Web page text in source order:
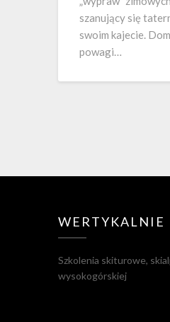
szanujący się
swoim kajecie.
powagi…
WERTYKALNIE
Szkolenia skiturowe,
wysokogórskiej